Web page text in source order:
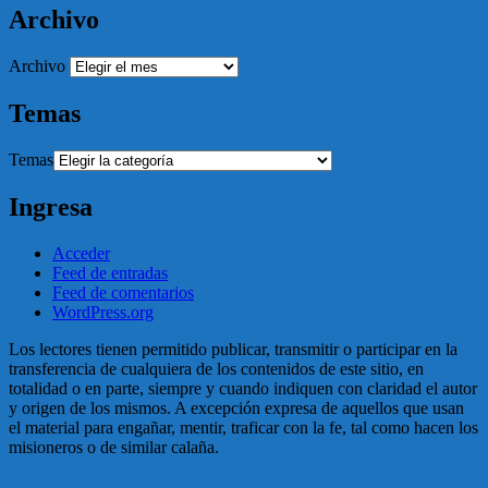
Archivo
Archivo
Temas
Temas
Ingresa
Acceder
Feed de entradas
Feed de comentarios
WordPress.org
Los lectores tienen permitido publicar, transmitir o participar en la
transferencia de cualquiera de los contenidos de este sitio, en
totalidad o en parte, siempre y cuando indiquen con claridad el autor
y origen de los mismos. A excepción expresa de aquellos que usan
el material para engañar, mentir, traficar con la fe, tal como hacen los
misioneros o de similar calaña.